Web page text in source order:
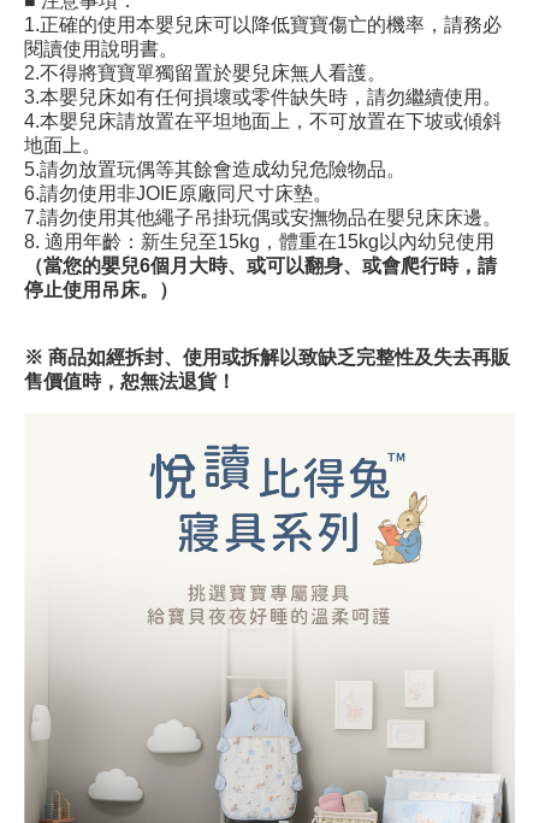
1.正確的使用本嬰兒床可以降低寶寶傷亡的機率，請務必
閱讀使用說明書。
2.不得將寶寶單獨留置於嬰兒床無人看護。
3.本嬰兒床如有任何損壞或零件缺失時，請勿繼續使用。
4.本嬰兒床請放置在平坦地面上，不可放置在下坡或傾斜
地面上。
5.請勿放置玩偶等其餘會造成幼兒危險物品。
6.請勿使用非JOIE原廠同尺寸床墊。
7.請勿使用其他繩子吊掛玩偶或安撫物品在嬰兒床床邊。
8. 適用年齡：新生兒至15kg，體重在15kg以內幼兒使用
（當您的嬰兒6個月大時、或可以翻身、或會爬行時，請
停止使用吊床。）
※ 商品如經拆封、使用或拆解以致缺乏完整性及失去再販
售價值時，恕無法退貨！